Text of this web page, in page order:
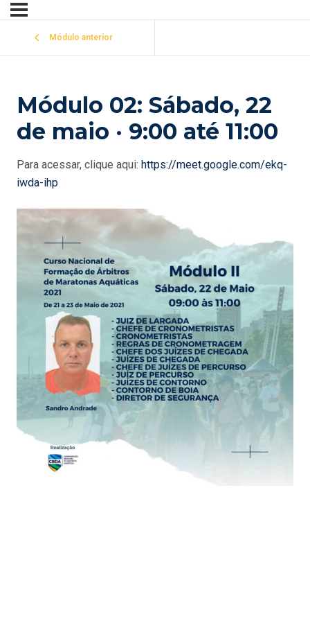
Módulo anterior
Módulo 02: Sábado, 22
de maio · 9:00 até 11:00
Para acessar, clique aqui: https://meet.google.com/ekq-
iwda-ihp